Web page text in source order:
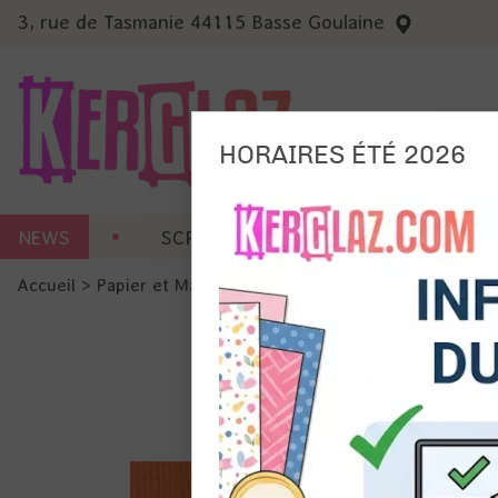
3, rue de Tasmanie 44115 Basse Goulaine
NEWS SCRAP CARTERIE MACHINES
Accueil > Papier et Matière Cardstock
Ils
et du
précises
Si vous
de la
HORAIRES ÉTÉ 2026